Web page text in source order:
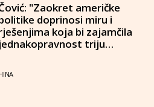
"Zaokret američke
doprinosi miru i
koja bi zajamčila
jednakopravnost triju